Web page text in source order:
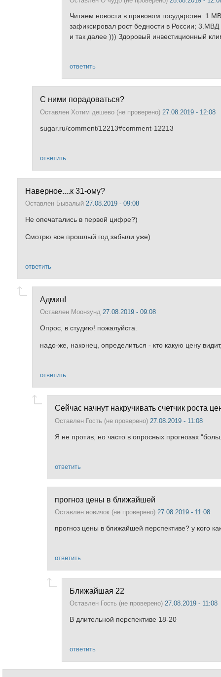
Читаем новости в правовом государстве:
зафиксировал рост бедности в России;
и так далее ))) Здоровый инвестиционный
ответить
С ними порадоваться?
Оставлен Хотим дешево (не проверено) 27.08.2019 - 12:08
sugar.ru/comment/12213#comment-12213
ответить
Наверное....к 31-ому?
Оставлен Бывалый 27.08.2019 - 09:08
Не опечатались в первой цифре?)
Смотрю все прошлый год забыли уже)
ответить
Админ!
Оставлен Моонзунд 27.08.2019 - 09:08
Опрос, в студию! пожалуйста.
надо-же, наконец, определиться - кто какую цену
ответить
Сейчас начнут накручивать счетчик роста
Оставлен Гость (не проверено) 27.08.2019 - 11:08
Я не против, но часто в опросных прогнозах
ответить
прогноз цены в ближайшей
Оставлен новичок (не проверено) 27.08.2019 - 11:08
прогноз цены в ближайшей перспективе? у кого
ответить
Ближайшая 22
Оставлен Гость (не проверено) 27.08.2019 - 11:08
В длительной перспективе 18-20
ответить